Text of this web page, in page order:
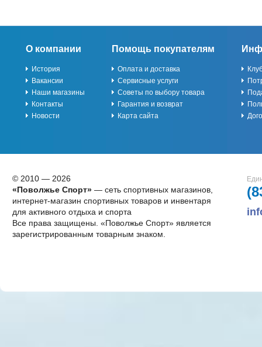
О компании
История
Вакансии
Наши магазины
Контакты
Новости
Помощь покупателям
Оплата и доставка
Сервисные услуги
Советы по выбору товара
Гарантия и возврат
Карта сайта
© 2010 — 2026
«Поволжье Спорт»— сеть спортивных магазинов,
интернет-магазин спортивных товаров и инвентаря
для активного отдыха и спорта
Все права защищены. «Поволжье Спорт» является
зарегистрированным товарным знаком.